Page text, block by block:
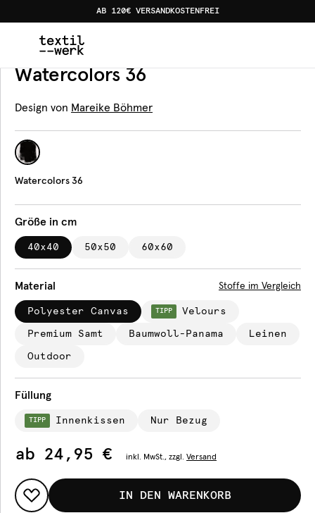
AB 120€ VERSANDKOSTENFREI
Produkte Kissen Watercolors 36
Kissen
Watercolors 36
Design von Mareike Böhmer
Watercolors 36
Größe in cm
40x40 50x50 60x60
Material Stoffe im Vergleich
Polyester Canvas TIPP Velours
Premium Samt Baumwoll-Panama Leinen
Outdoor
Füllung
TIPP Innenkissen Nur Bezug
ab 24,95 € inkl. MwSt., zzgl. Versand
IN DEN WARENKORB